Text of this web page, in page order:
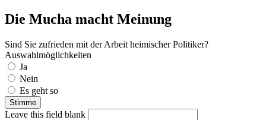
Die Mucha macht Meinung
Sind Sie zufrieden mit der Arbeit heimischer Politiker?
Auswahlmöglichkeiten
Ja
Nein
Es geht so
Leave this field blank